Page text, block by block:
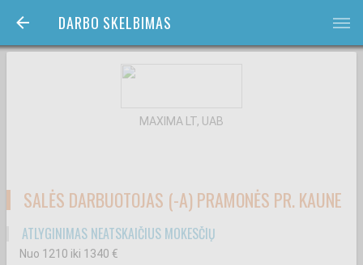
DARBO SKELBIMAS bars
MAXIMA LT, UAB
SALĖS DARBUOTOJAS (-A) PRAMONĖS PR. KAUNE
ATLYGINIMAS NEATSKAIČIUS MOKESČIŲ
Nuo 1210 iki 1340 €